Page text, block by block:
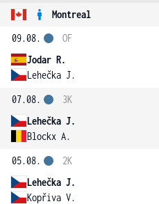
Montreal
09.08.
Jodar R.
Lehečka J.
OF
07.08.
Lehečka J.
Blockx A.
3K
05.08.
Lehečka J.
Kopřiva V.
2K